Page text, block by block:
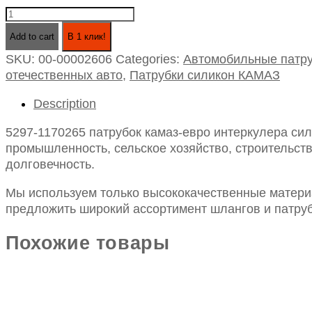
5297-
камаз-
евро
силикон
id-
100
l-
90
quantity
Add to cart В 1 клик!
SKU: 00-00002606 Categories: Автомобильные
отечественных авто, Патрубки силикон КАМАЗ
Description
5297-1170265 патрубок камаз-евро интеркулера
промышленность, сельское хозяйство,
долговечность.
Мы используем только высококачественные
предложить широкий ассортимент шлангов и
Похожие товары